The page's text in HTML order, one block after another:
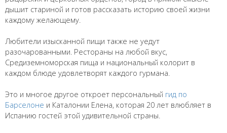
дышит стариной и готов рассказать историю своей жизни
каждому желающему.
Любители изысканной пищи также не уедут
разочарованными. Рестораны на любой вкус,
Средиземноморская пища и национальный колорит в
каждом блюде удовлетворят каждого гурмана.
Это и многое другое откроет персональный гид по
Барселоне и Каталонии Елена, которая 20 лет влюбляет в
Испанию гостей этой удивительной страны.
Как к Вам обращаться?
Телефон
Введите номер Вашего телефона +__(____) ___-__-___
Перезвоните мне